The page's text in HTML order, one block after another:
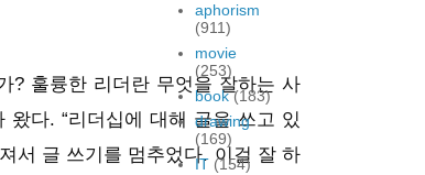
? 훌륭한 리더란 무엇을 잘하는 사
다. “리더십에 대해 글을 쓰고 있
서 글 쓰기를 멈추었다. 이걸 잘 하
aphorism
(911)
movie
(253)
book (183)
drawing
(169)
IT (154)